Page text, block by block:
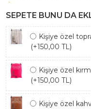
Beştaş Tektaş Kolye
ile Hareket Edilmektedir.
SEPETE BUNU DA
Kişiye özel
(+150,00 TL)
Kişiye özel
(+150,00 TL)
Kişiye özel